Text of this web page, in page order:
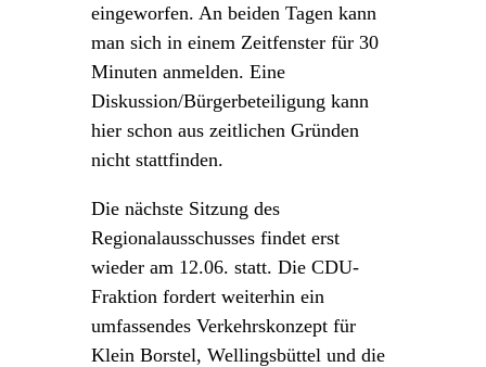
eingeworfen. An beiden Tagen kann
man sich in einem Zeitfenster für 30
Minuten anmelden. Eine
Diskussion/Bürgerbeteiligung kann
hier schon aus zeitlichen Gründen
nicht stattfinden.
Die nächste Sitzung des
Regionalausschusses findet erst
wieder am 12.06. statt. Die CDU-
Fraktion fordert weiterhin ein
umfassendes Verkehrskonzept für
Klein Borstel, Wellingsbüttel und die